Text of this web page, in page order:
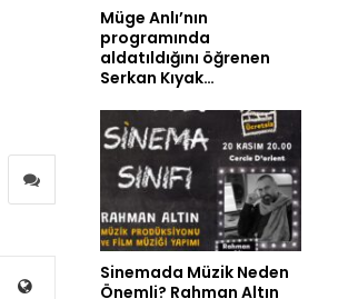
Müge Anlı’nın
programında
aldatıldığını öğrenen
Serkan Kıyak…
Sinemada Müzik Neden
Önemli? Rahman Altın